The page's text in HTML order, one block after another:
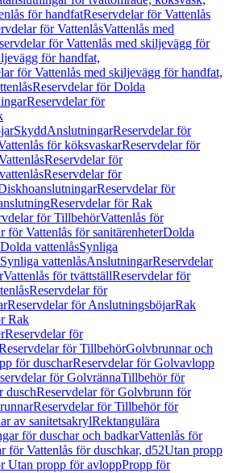
för handfatReservdelar för Vattenlås
för VattenlåsVattenlås med
för Vattenlås med skiljevägg för
för handfat,
för Vattenlås med skiljevägg för handfat,
Reservdelar för Dolda
Reservdelar för
SkyddAnslutningarReservdelar för
för köksvaskarReservdelar för
Reservdelar för
Reservdelar för
Reservdelar för
Reservdelar för Rak
för TillbehörVattenlås för
för Vattenlås för sanitärenheterDolda
vattenlåsSynliga
vattenlåsAnslutningarReservdelar
Vattenlås för tvättställReservdelar för
Reservdelar för
Reservdelar för AnslutningsböjarRak
Rak
Reservdelar för
för TillbehörGolvbrunnar och
för duscharReservdelar för Golvavlopp
för GolvrännaTillbehör för
duschReservdelar för Golvbrunn för
Reservdelar för Tillbehör för
av sanitetsakrylRektangulära
för duschar och badkarVattenlås för
för Vattenlås för duschkar, d52Utan propp
Utan propp för avloppPropp för